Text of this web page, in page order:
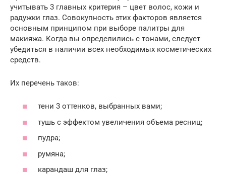
учитывать 3 главных критерия – цвет волос, кожи и
радужки глаз. Совокупность этих факторов является
основным принципом при выборе палитры для
макияжа. Когда вы определились с тонами, следует
убедиться в наличии всех необходимых косметических
средств.
Их перечень таков:
тени 3 оттенков, выбранных вами;
тушь с эффектом увеличения объема ресниц;
пудра;
румяна;
карандаш для глаз;